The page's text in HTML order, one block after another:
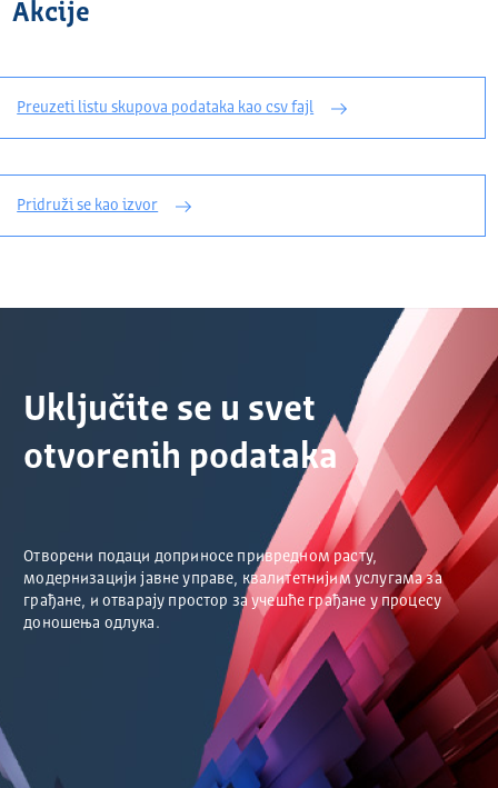
Akcije
Preuzeti listu skupova podataka kao csv fajl
Pridruži se kao izvor
Uključite se u svet
otvorenih podataka
Отворени подаци доприносе привредном расту,
модернизацији јавне управе, квалитетнијим услугама за
грађане, и отварају простор за учешће грађане у процесу
доношења одлука.